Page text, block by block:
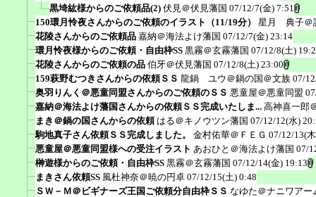
黒埼紘様からのご依頼品(2) 伏見＠伏見藩国 07/12/7(金) 7:51
150環月怜夜さんからのご依頼のイラスト（11/19分）
星月 典子＠
花陵さんからのご依頼品 嘉納＠海法よけ藩国 07/12/7(金) 23:14
環月怜夜様からのご依頼・自由枠SS 黒霧＠玄霧藩国 07/12/8(土)
花陵さんからのご依頼の品 伯牙＠伏見藩国 07/12/8(土) 23:00
159萩野むつきさんからの依頼ＳＳ 龍鍋 ユウ＠鍋の国＠文族 07/
奥羽りんく＠悪童同盟さんからのご依頼のＳＳ 悪童屋＠悪童同盟
嘉納＠海法よけ藩国さんからの依頼ＳＳ完成いたしま... 高神喜一郎
まき＠鍋の国さんからの依頼 はる＠キノウツン藩国 07/12/12(水)
駒地真子さん依頼ＳＳ完成しました。
金村佑華＠ＦＥＧ 07/12/13(
悪童屋＠悪童同盟様への受注イラスト あおひと＠海法よけ藩国 07/
榊遊様からのご依頼・自由枠SS 黒霧＠玄霧藩国 07/12/14(金) 19:13
まきさん依頼SS 風杜神奈＠暁の円卓 07/12/15(土) 0:48
ＳＷ－Ｍ＠ビギナーズ王国ご依頼分自由枠ＳＳ なゆた＠ナニワアー